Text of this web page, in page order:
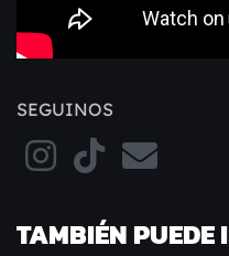
SEGUINOS
TAMBIÉN PUEDE